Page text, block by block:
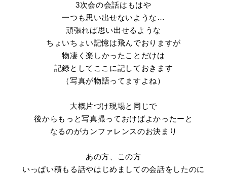
3次会の会話はもはや
一つも思い出せないような…
頑張れば思い出せるような
ちょいちょい記憶は飛んでおりますが
物凄く楽しかったことだけは
記録としてここに記しておきます
（写真が物語ってますよね）
大概片づけ現場と同じで
後からもっと写真撮っておけばよかったーと
なるのがカンファレンスのお決まり
あの方、この方
いっぱい積もる話やはじめましての会話をしたのに